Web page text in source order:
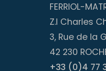
FERRIOL-
Z.I Charles
3, Rue de la
42 230
+33 (0)4 77